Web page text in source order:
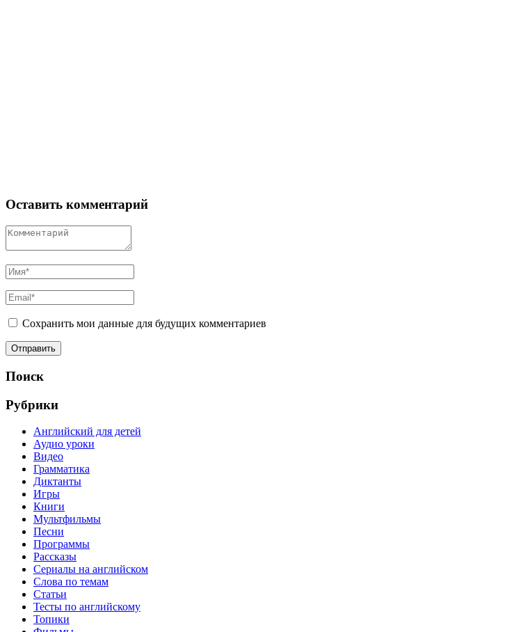
Оставить комментарий
Сохранить мои данные для будущих комментариев
Поиск
Рубрики
Английский для детей
Аудио уроки
Видео
Грамматика
Диктанты
Игры
Книги
Мультфильмы
Песни
Программы
Рассказы
Сериалы на английском
Слова по темам
Статьи
Тесты по английскому
Топики